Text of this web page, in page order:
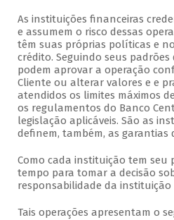
As instituições financeiras
e assumem o risco dessas
têm suas próprias políticas e
crédito. Seguindo seus padrões
podem aprovar a operação
Cliente ou alterar valores e e
atendidos os limites máximos
os regulamentos do Banco
legislação aplicáveis. São as
definem, também, as garantias
Como cada instituição tem seu
tempo para tomar a decisão
responsabilidade da instituição
Tais operações apresentam o